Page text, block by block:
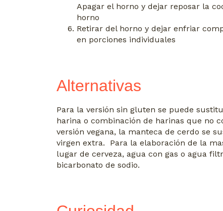
Apagar el horno y dejar reposar la
horno
Retirar del horno y dejar enfriar
en porciones individuales
Alternativas
Para la versión sin gluten se puede
harina o combinación de harinas que no
versión vegana, la manteca de cerdo se
virgen extra. Para la elaboración de la
lugar de cerveza, agua con gas o agua
bicarbonato de sodio.